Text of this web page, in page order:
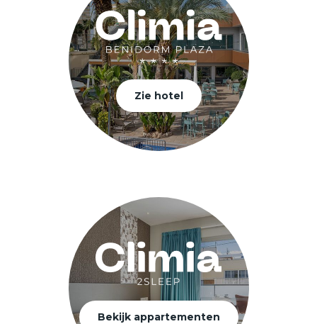
Zie hotel
Bekijk appartementen